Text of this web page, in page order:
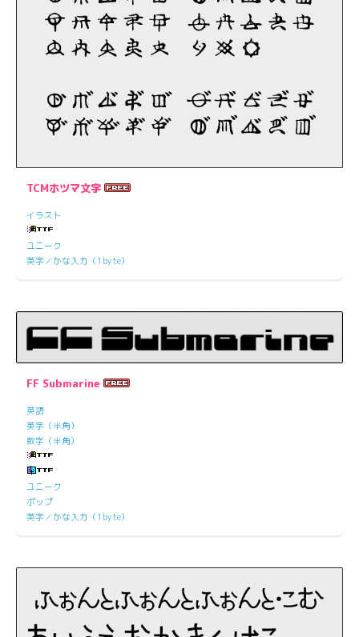
TCMホツマ文字
イラスト
ユニーク
英字／かな入力（1byte）
FF Submarine
英語
英字（半角）
数字（半角）
ユニーク
ポップ
英字／かな入力（1byte）